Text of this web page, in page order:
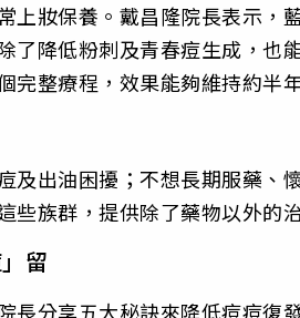
上妝保養。戴昌隆院長表示，
了降低粉刺及青春痘生成，也
完整療程，效果能夠維持約半
及出油困擾；不想長期服藥、
些族群，提供除了藥物以外的
留
長分享五大秘訣來降低痘痘復